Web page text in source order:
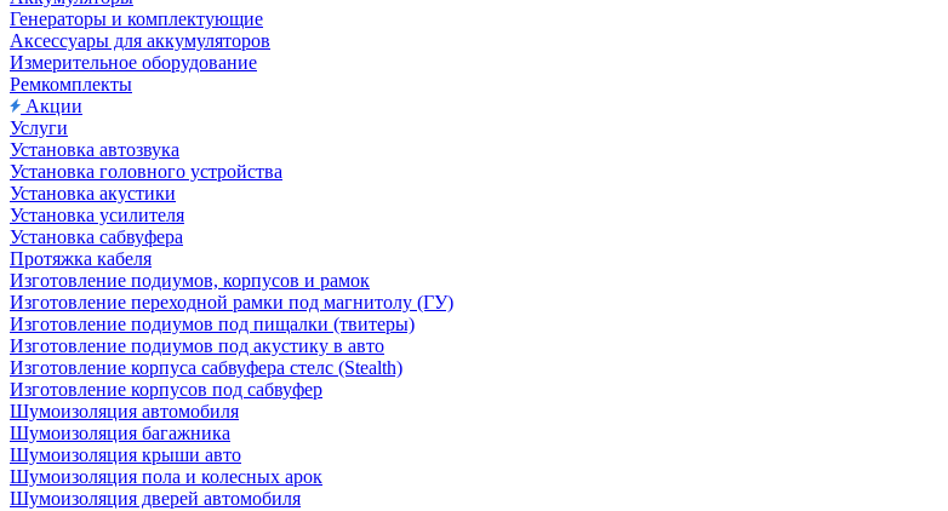
Генераторы и комплектующие
Аксессуары для аккумуляторов
Измерительное оборудование
Ремкомплекты
Акции
Услуги
Установка автозвука
Установка головного устройства
Установка акустики
Установка усилителя
Установка сабвуфера
Протяжка кабеля
Изготовление подиумов, корпусов и рамок
Изготовление переходной рамки под магнитолу (ГУ)
Изготовление подиумов под пищалки (твитеры)
Изготовление подиумов под акустику в авто
Изготовление корпуса сабвуфера стелс (Stealth)
Изготовление корпусов под сабвуфер
Шумоизоляция автомобиля
Шумоизоляция багажника
Шумоизоляция крыши авто
Шумоизоляция пола и колесных арок
Шумоизоляция дверей автомобиля